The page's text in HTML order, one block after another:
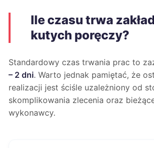
Ile czasu trwa
kutych poręczy?
Standardowy czas trwania prac to
– 2 dni. Warto jednak pamiętać, że
realizacji jest ściśle uzależniony od
skomplikowania zlecenia oraz
wykonawcy.